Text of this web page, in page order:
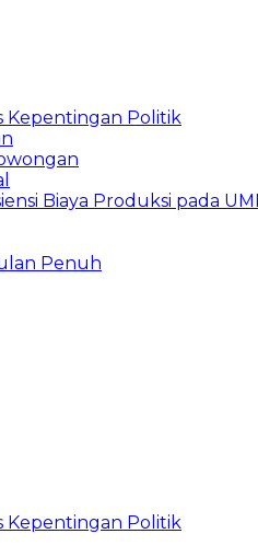
Kepentingan Politik
Biaya Produksi pada
Penuh
Kepentingan Politik